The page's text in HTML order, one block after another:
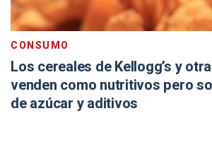
CONSUMO
Los cereales de Kellogg’s y
venden como nutritivos pero
de azúcar y aditivos